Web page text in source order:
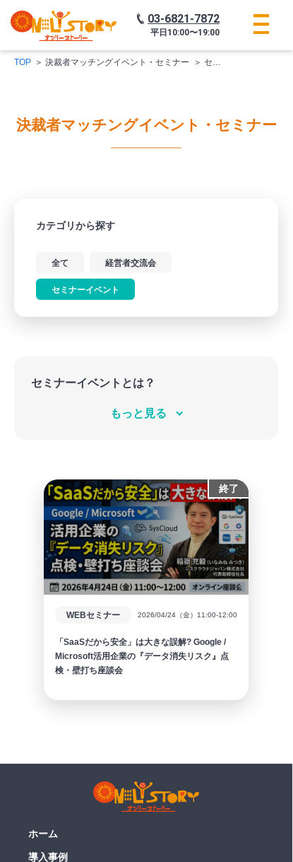
03-6821-7872
平日 10:00〜19:00
TOP 決裁者マッチングイベント・セミナー セミナーイベント
決裁者マッチングイベント・セミナー
カテゴリから探す
全て 経営者交流会
セミナーイベント
セミナーイベントとは？
【決裁者向けウェビナー・オンラインイベント】
様々なゲストをお呼びし、独自の会を日々企画して
います。
もっと見る
終了
WEBセミナー 2026/04/24（金）11:00-12:00
「SaaSだから安全」は大きな誤解? Google /
Microsoft活用企業の『データ消失リスク』点
検・壁打ち座談会
ホーム
導入事例